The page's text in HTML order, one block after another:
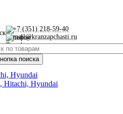
+7 (351) 218-59-40
mail@kranzapchasti.ru
Hyundai
Hitachi, Hyundai